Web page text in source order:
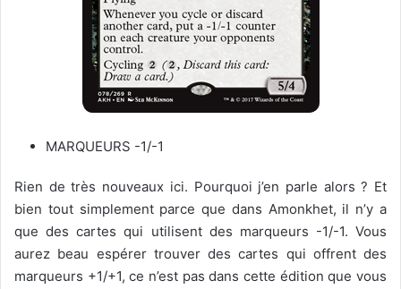
MARQUEURS -1/-1
Rien de très nouveaux ici. Pourquoi j’en parle alors ? Et
bien tout simplement parce que dans Amonkhet, il n’y a
que des cartes qui utilisent des marqueurs -1/-1. Vous
aurez beau espérer trouver des cartes qui offrent des
marqueurs +1/+1, ce n’est pas dans cette édition que vous